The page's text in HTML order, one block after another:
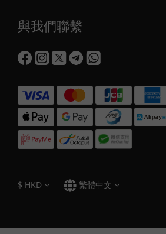
與我們聯繫
$ HKD 繁體中文